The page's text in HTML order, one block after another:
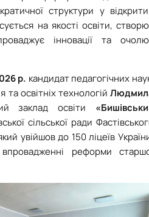
структури у
на якості освіти,
інновації та
р. кандидат педагогічних
освітніх технологій
заклад освіти
сільської ради
увійшов до 150 ліцеїв
реформи